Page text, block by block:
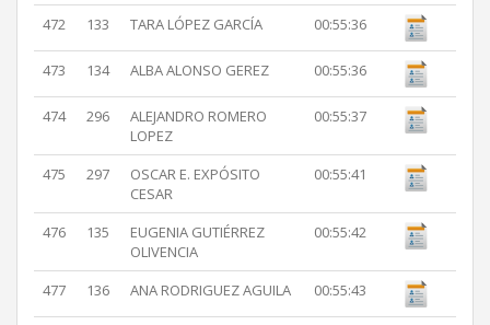
472 133 TARA LÓPEZ GARCÍA 00:55:36
473 134 ALBA ALONSO GEREZ 00:55:36
474 296
ALEJANDRO ROMERO
LOPEZ
00:55:37
475 297
OSCAR E. EXPÓSITO
CESAR
00:55:41
476 135
EUGENIA GUTIÉRREZ
OLIVENCIA
00:55:42
477 136 ANA RODRIGUEZ AGUILA 00:55:43